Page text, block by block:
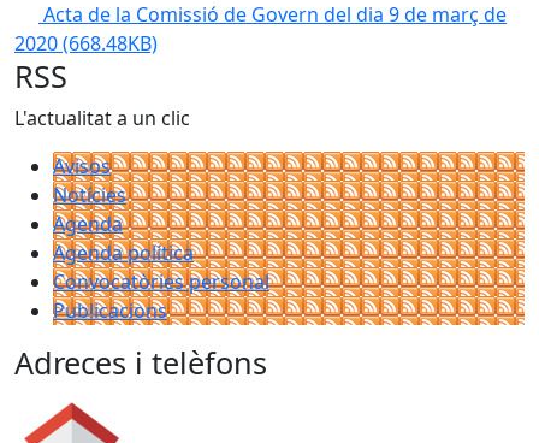
Acta de la Comissió de Govern del dia 9 de març de
2020(668.48KB)
RSS
L'actualitat a un clic
Avisos
Notícies
Agenda
Agenda política
Convocatòries personal
Publicacions
Adreces i telèfons